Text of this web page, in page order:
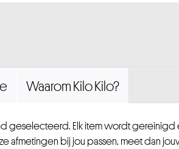
Waarom Kilo Kilo?
geselecteerd. Elk item wordt gereinigd
afmetingen bij jou passen, meet dan